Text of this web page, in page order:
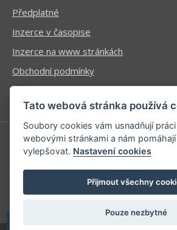
Předplatné
Inzerce v časopise
Inzerce na www stránkách
Obchodní podmínky
Ochrana osobních údajů
Příhlášení | Registrace
Kontaktní informace
Mapa stránek
Tato webová stránka používá
Soubory cookies vám usnadňují
webovými stránkami a nám
vylepšovat. Nastavení cookies
Přijmout všechny
Pouze nezbytné